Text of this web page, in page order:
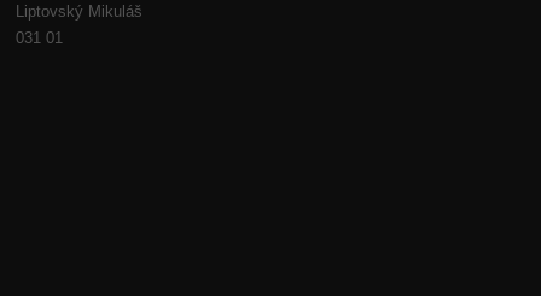
Liptovský Mikuláš
031 01